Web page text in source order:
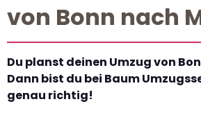
von Bonn nach
Du planst deinen Umzug von
Dann bist du bei Baum
genau richtig!